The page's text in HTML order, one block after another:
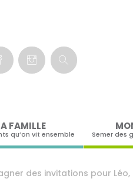
FAMILLE
qu’on vit ensemble Semer des
des invitations pour